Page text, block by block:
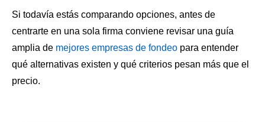
Si todavía estás comparando opciones, antes de
centrarte en una sola firma conviene revisar una guía
amplia de mejores empresas de fondeo para entender
qué alternativas existen y qué criterios pesan más que el
precio.